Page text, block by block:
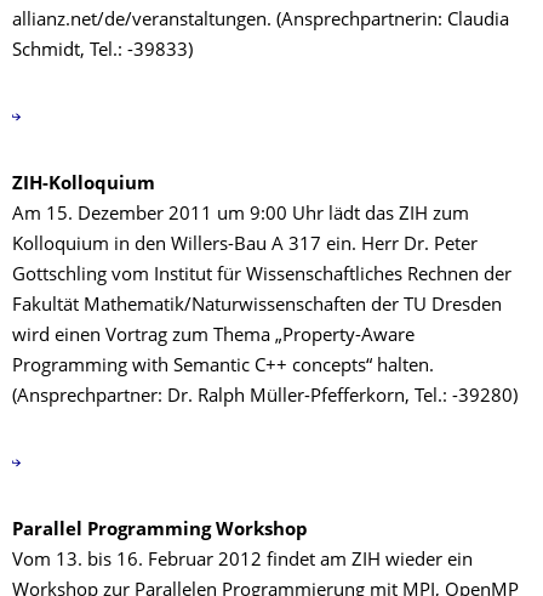
allianz.net/de/veranstaltungen. (Ansprechpartnerin: Claudia
Schmidt, Tel.: -39833)
ZIH-Kolloquium
Am 15. Dezember 2011 um 9:00 Uhr lädt das ZIH zum
Kolloquium in den Willers-Bau A 317 ein. Herr Dr. Peter
Gottschling vom Institut für Wissenschaftliches Rechnen der
Fakultät Mathematik/Naturwissenschaften der TU Dresden
wird einen Vortrag zum Thema „Property-Aware
Programming with Semantic C++ concepts“ halten.
(Ansprechpartner: Dr. Ralph Müller-Pfefferkorn, Tel.: -39280)
Parallel Programming Workshop
Vom 13. bis 16. Februar 2012 findet am ZIH wieder ein
Workshop zur Parallelen Programmierung mit MPI, OpenMP